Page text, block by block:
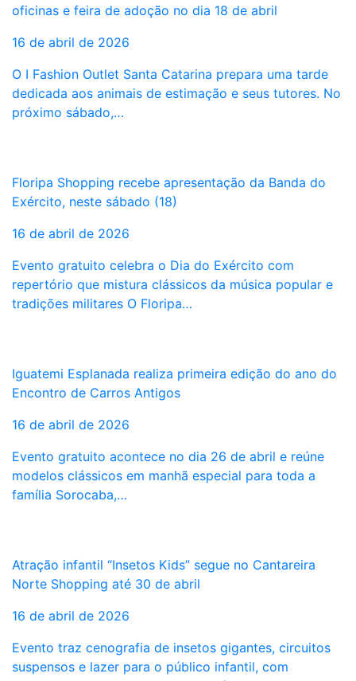
oficinas e feira de adoção no dia 18 de abril
16 de abril de 2026
O I Fashion Outlet Santa Catarina prepara uma tarde
dedicada aos animais de estimação e seus tutores. No
próximo sábado,…
Floripa Shopping recebe apresentação da Banda do
Exército, neste sábado (18)
16 de abril de 2026
Evento gratuito celebra o Dia do Exército com
repertório que mistura clássicos da música popular e
tradições militares O Floripa…
Iguatemi Esplanada realiza primeira edição do ano do
Encontro de Carros Antigos
16 de abril de 2026
Evento gratuito acontece no dia 26 de abril e reúne
modelos clássicos em manhã especial para toda a
família Sorocaba,…
Atração infantil “Insetos Kids” segue no Cantareira
Norte Shopping até 30 de abril
16 de abril de 2026
Evento traz cenografia de insetos gigantes, circuitos
suspensos e lazer para o público infantil, com